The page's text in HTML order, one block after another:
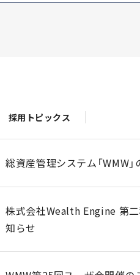
採用トピックス
総資産管理システム「WMW
株式会社Wealth Engine 第二
知らせ